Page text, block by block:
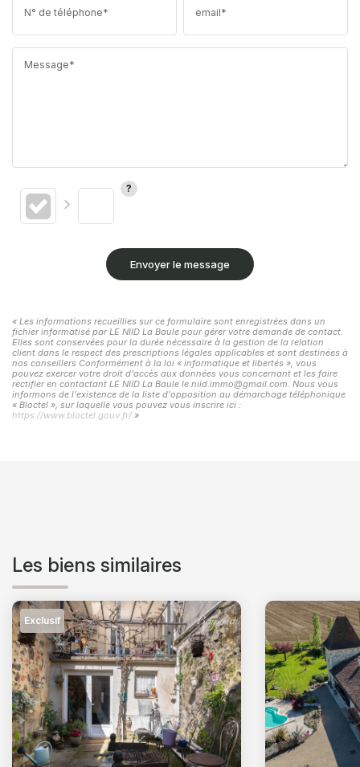
N° de téléphone* email*
Message*
Envoyer le message
« Les informations recueillies sur ce formulaire sont enregistrées dans un
fichier informatisé par LE NIID La Baule pour gérer votre demande de contact.
Elles sont conservées pour la durée nécessaire à la gestion de la relation
client dans le respect des prescriptions légales applicables et sont destinées à
nos conseillers Conformément à la loi « informatique et libertés », vous
pouvez exercer votre droit d'accès aux données vous concernant et les faire
rectifier en contactant LE NIID La Baule le.niid.immo@gmail.com. Nous vous
informons de l'existence de la liste d'opposition au démarchage téléphonique
« Bloctel », sur laquelle vous pouvez vous inscrire ici :
https://www.bloctel.gouv.fr/ »
Les biens similaires
Exclusif